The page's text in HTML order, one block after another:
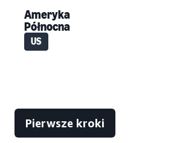
Ameryka
Północna
US
Pierwsze kroki